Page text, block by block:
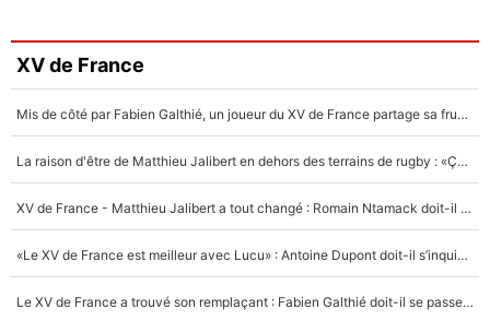
XV de France
Mis de côté par Fabien Galthié, un joueur du XV de France partage sa frustration : «ils ne me l’ont pas dit tout de suite»
La raison d'être de Matthieu Jalibert en dehors des terrains de rugby : «Ça m'atteint autant que si tu touches à un membre de ma famille»
XV de France - Matthieu Jalibert a tout changé : Romain Ntamack doit-il s’inquiéter pour sa place à un an de la Coupe du monde ?
«Le XV de France est meilleur avec Lucu» : Antoine Dupont doit-il s’inquiéter pour sa place ?
Le XV de France a trouvé son remplaçant : Fabien Galthié doit-il se passer d'Antoine Dupont ?